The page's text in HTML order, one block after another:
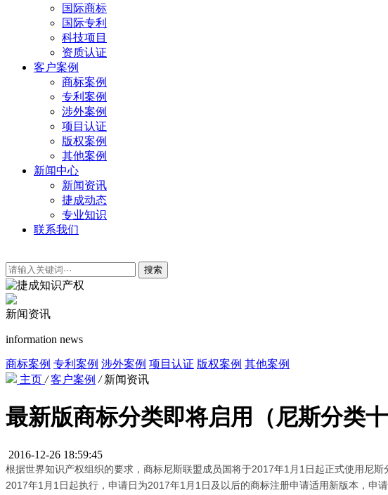
国际商标
国际专利
科技项目
资质认证
客户案例
商标案例
专利案例
涉外案例
项目认证
版权案例
其他案例
新闻中心
新闻资讯
捷成动态
专业知识
联系我们
搜索
新闻资讯
information news
商标案例 专利案例 涉外案例 项目认证 版权案例 其他案例
主页 / 客户案例 / 新闻资讯
最新版商标分类即将启用（尼斯分类十
2016-12-26 18:59:45
根据世界知识产权组织的要求，商标尼斯联盟成员国将于2017年1月1日起正式使用尼
2017年1月1日起执行，申请日为2017年1月1日及以后的商标注册申请适用新版本，申